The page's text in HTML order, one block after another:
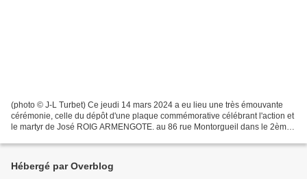
(photo © J-L Turbet) Ce jeudi 14 mars 2024 a eu lieu une très émouvante
cérémonie, celle du dépôt d'une plaque commémorative célébrant l'action et
le martyr de José ROIG ARMENGOTE. au 86 rue Montorgueil dans le 2ème
Hébergé par Overblog